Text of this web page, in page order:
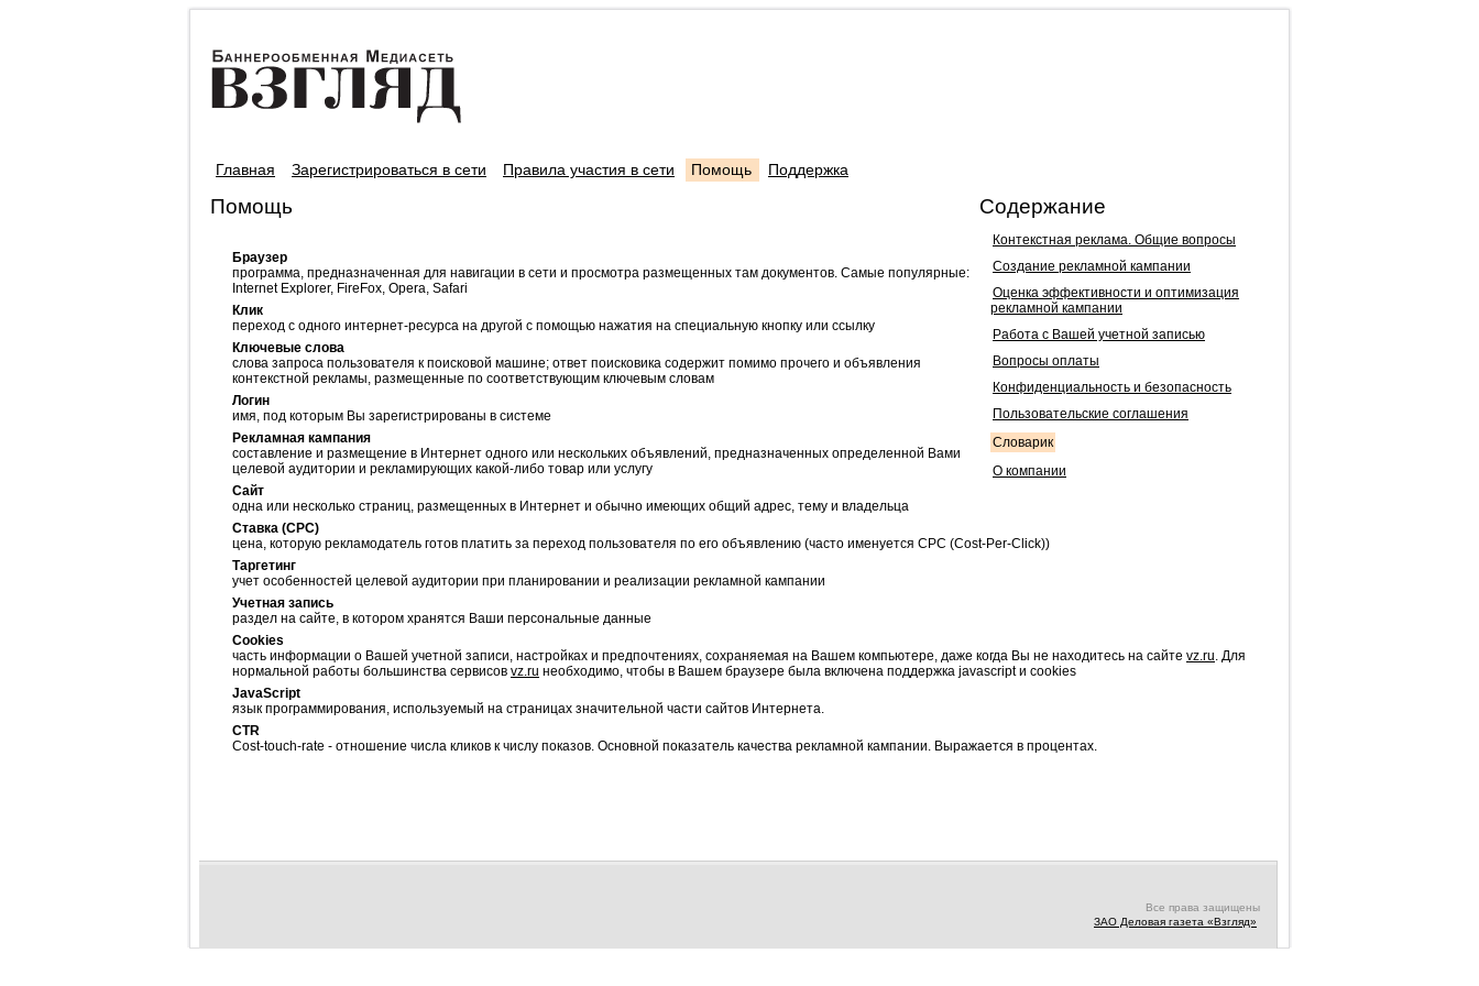
Главная Зарегистрироваться в сети Правила участия в сети Помощь Поддержка
Содержание
Контекстная реклама. Общие вопросы
Создание рекламной кампании
Оценка эффективности и оптимизация
рекламной кампании
Работа с Вашей учетной записью
Вопросы оплаты
Конфиденциальность и безопасность
Пользовательские соглашения
Словарик
О компании
Помощь
Браузер
программа, предназначенная для навигации в сети и просмотра размещенных там документов. Самые популярные:
Internet Explorer, FireFox, Opera, Safari
Клик
переход с одного интернет-ресурса на другой с помощью нажатия на специальную кнопку или ссылку
Ключевые слова
слова запроса пользователя к поисковой машине; ответ поисковика содержит помимо прочего и объявления
контекстной рекламы, размещенные по соответствующим ключевым словам
Логин
имя, под которым Вы зарегистрированы в системе
Рекламная кампания
составление и размещение в Интернет одного или нескольких объявлений, предназначенных определенной Вами
целевой аудитории и рекламирующих какой-либо товар или услугу
Сайт
одна или несколько страниц, размещенных в Интернет и обычно имеющих общий адрес, тему и владельца
Ставка (CPC)
цена, которую рекламодатель готов платить за переход пользователя по его объявлению (часто именуется CPC (Cost-Per-Click))
Таргетинг
учет особенностей целевой аудитории при планировании и реализации рекламной кампании
Учетная запись
раздел на сайте, в котором хранятся Ваши персональные данные
Сookies
часть информации о Вашей учетной записи, настройках и предпочтениях, сохраняемая на Вашем компьютере, даже когда Вы не находитесь на сайте vz.ru. Для
нормальной работы большинства сервисов vz.ru необходимо, чтобы в Вашем браузере была включена поддержка javascript и cookies
JavaScript
язык программирования, используемый на страницах значительной части сайтов Интернета.
CTR
Cost-touch-rate - отношение числа кликов к числу показов. Основной показатель качества рекламной кампании. Выражается в процентах.
Все права защищены
ЗАО Деловая газета «Взгляд»